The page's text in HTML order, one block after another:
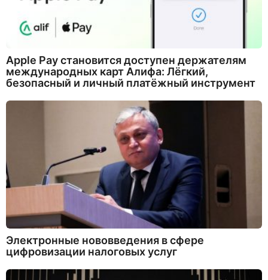
Apple Pay становится доступен держателям
международных карт Алифа: Лёгкий,
безопасный и личный платёжный инструмент
Электронные нововведения в сфере
цифровизации налоговых услуг